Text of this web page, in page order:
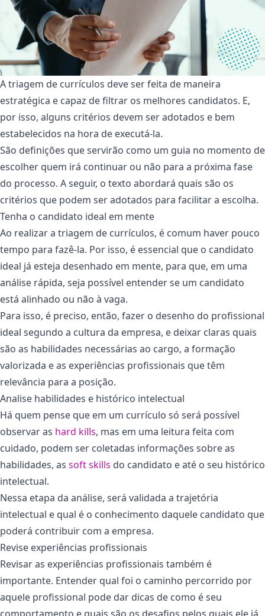
A triagem de currículos deve ser feita de maneira
estratégica e capaz de filtrar os melhores candidatos. E,
por isso, alguns critérios devem ser adotados e bem
estabelecidos na hora de executá-la.
São definições que servirão como um guia no momento de
escolher quem irá continuar ou não para a próxima fase
do processo. A seguir, o texto abordará quais são os
critérios que podem ser adotados para facilitar a escolha.
Tenha o candidato ideal em mente
Ao realizar a triagem de currículos, é comum haver pouco
tempo para fazê-la. Por isso, é essencial que o candidato
ideal já esteja desenhado em mente, para que, em uma
análise rápida, seja possível entender se um candidato
está alinhado ou não à vaga.
Para isso, é preciso, então, fazer o desenho do profissional
ideal segundo a cultura da empresa, e deixar claras quais
são as habilidades necessárias ao cargo, a formação
valorizada e as experiências profissionais que têm
relevância para a posição.
Analise habilidades e histórico intelectual
Há quem pense que em um currículo só será possível
observar as hard kills, mas em uma leitura feita com
cuidado, podem ser coletadas informações sobre as
habilidades, as soft skills do candidato e até o seu histórico
intelectual.
Nessa etapa da análise, será validada a trajetória
intelectual e qual é o conhecimento daquele candidato que
poderá contribuir com a empresa.
Revise experiências profissionais
Revisar as experiências profissionais também é
importante. Entender qual foi o caminho percorrido por
aquele profissional pode dar dicas de como é seu